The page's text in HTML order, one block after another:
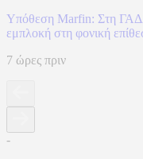
Υπόθεση Marfin: Στη ΓΑΔΑ
εμπλοκή στη φονική
7 ώρες πριν
-